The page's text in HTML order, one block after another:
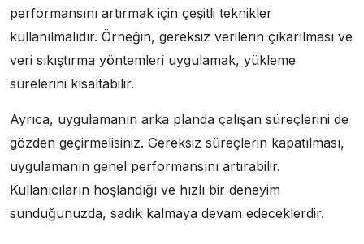
performansını artırmak için çeşitli teknikler
kullanılmalıdır. Örneğin, gereksiz verilerin çıkarılması ve
veri sıkıştırma yöntemleri uygulamak, yükleme
sürelerini kısaltabilir.
Ayrıca, uygulamanın arka planda çalışan süreçlerini de
gözden geçirmelisiniz. Gereksiz süreçlerin kapatılması,
uygulamanın genel performansını artırabilir.
Kullanıcıların hoşlandığı ve hızlı bir deneyim
sunduğunuzda, sadık kalmaya devam edeceklerdir.